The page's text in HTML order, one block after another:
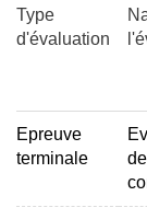
Type
d'évaluation
Epreuve
terminale
de